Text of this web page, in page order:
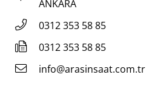
ANKARA
0312 353 58 85
0312 353 58 85
info@arasinsaat.com.tr